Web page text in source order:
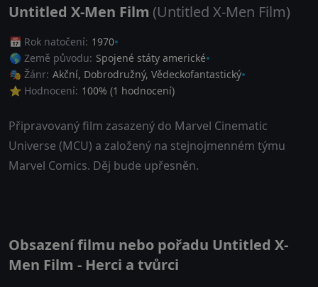
Untitled X-Men Film (Untitled X-Men Film)
📅 Rok natočení: 1970
🌎 Země původu: Spojené státy americké
🎭 Žánr: Akční, Dobrodružný, Vědeckofantastický
⭐ Hodnocení: 100% (1 hodnocení)
Připravovaný film zasazený do Marvel Cinematic
Universe (MCU) a založený na stejnojmenném týmu
Marvel Comics. Děj bude upřesněn.
Obsazení filmu nebo pořadu Untitled X-
Men Film - Herci a tvůrci